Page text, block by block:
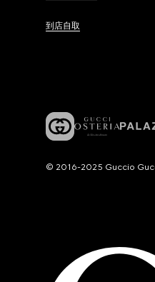
到店自取
© 2016-2025 Guccio